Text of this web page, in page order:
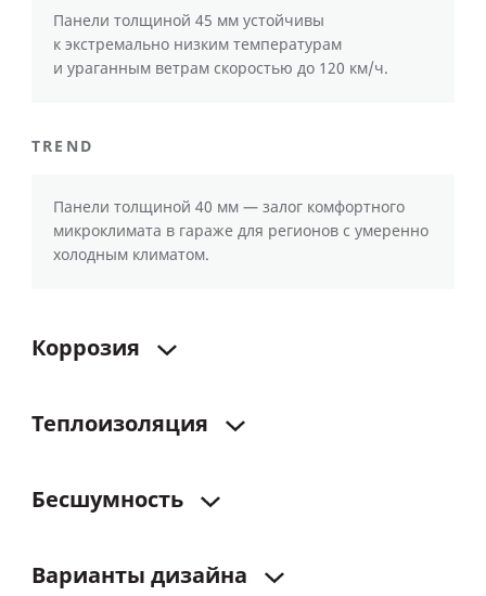
Панели толщиной 45 мм устойчивы
к экстремально низким температурам
и ураганным ветрам скоростью до 120 км/ч.
TREND
Панели толщиной 40 мм — залог комфортного
микроклимата в гараже для регионов с умеренно
холодным климатом.
Коррозия
Теплоизоляция
Бесшумность
Варианты дизайна